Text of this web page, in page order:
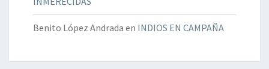
Benito López Andrada en INDIOS EN CAMPAÑA